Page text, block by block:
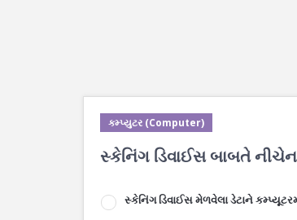
કમ્પ્યુટર (Computer)
સ્કેનિંગ ડિવાઈસ બાબતે
સ્કેનિંગ ડિવાઈસ મેળવેલા ડેટાને